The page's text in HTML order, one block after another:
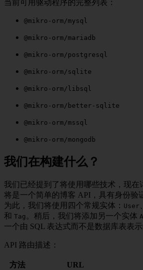
当前可用驱动程序的完整列表：
@mikro-orm/mysql
@mikro-orm/mariadb
@mikro-orm/postgresql
@mikro-orm/sqlite
@mikro-orm/libsql
@mikro-orm/better-sqlite
@mikro-orm/mssql
@mikro-orm/mongodb
我们在构建什么？
我们已经提到了将使用哪些技术，现在
将是一个简单的博客 API，具有身份验
为此，我们将使用四个常规实体： User
和 Tag 。稍后，我们将添加另一个实体
一个由 SQL 表达式而不是数据库表表示
API 路由描述：
方法 URL